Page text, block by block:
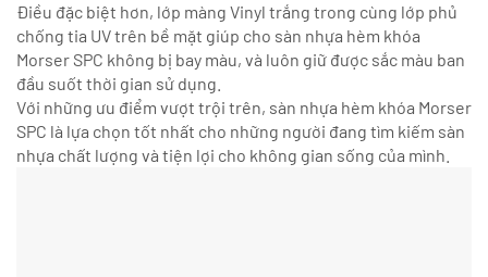
Điều đặc biệt hơn, lớp màng Vinyl trắng trong cùng lớp phủ
chống tia UV trên bề mặt giúp cho sàn nhựa hèm khóa
Morser SPC không bị bay màu, và luôn giữ được sắc màu ban
đầu suốt thời gian sử dụng.
Với những ưu điểm vượt trội trên, sàn nhựa hèm khóa Morser
SPC là lựa chọn tốt nhất cho những người đang tìm kiếm sàn
nhựa chất lượng và tiện lợi cho không gian sống của mình.